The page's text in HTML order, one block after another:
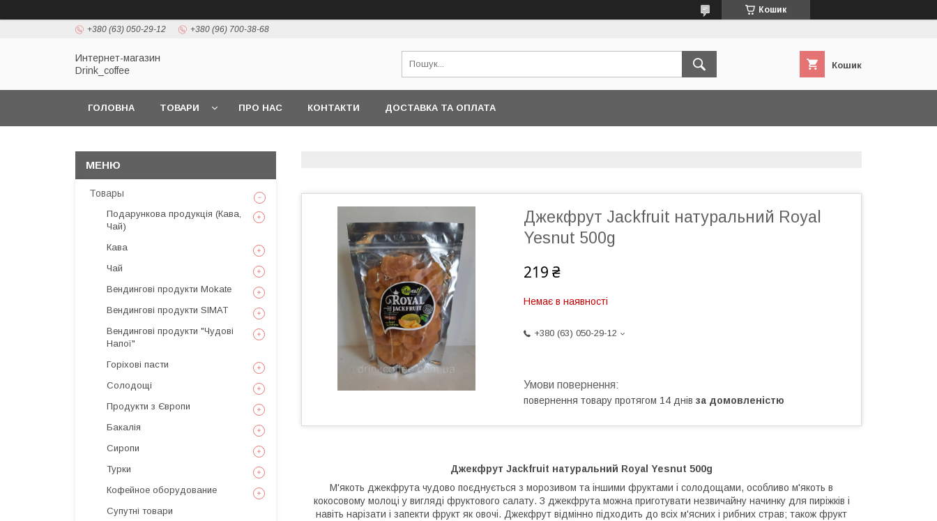
Кошик
+380 (63) 050-29-12 +380 (96) 700-38-68
Интернет-магазин
Drink_coffee
Кошик
ГОЛОВНА ТОВАРИ ПРО НАС КОНТАКТИ ДОСТАВКА ТА ОПЛАТА
Джекфрут Jackfruit натуральний Royal
Yesnut 500g
219 ₴
Немає в наявності
+380 (63) 050-29-12
повернення товару протягом 14 днів за домовленістю
Джекфрут Jackfruit натуральний Royal Yesnut 500g
М'якоть джекфрута чудово поєднується з морозивом та іншими фруктами і солодощами, особливо м'якоть в
кокосовому молоці у вигляді фруктового салату. З джекфрута можна приготувати незвичайну начинку для пиріжків і
навіть нарізати і запекти фрукт як овочі. Джекфрут відмінно підходить до всіх м'ясних і рибних страв; також фрукт
Товары
Подарункова продукція (Кава,
Чай)
Кава
Чай
Вендингові продукти Mokate
Вендингові продукти SIMAT
Вендингові продукти "Чудові
Напої"
Горіхові пасти
Солодощі
Продукти з Європи
Бакалія
Сиропи
Турки
Кофейное оборудование
Супутні товари